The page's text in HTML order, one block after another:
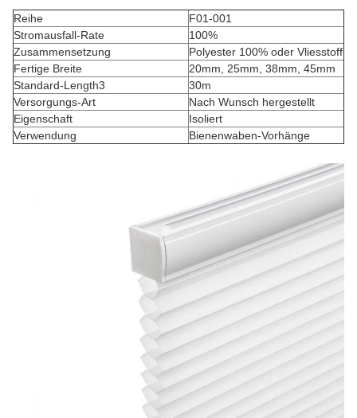
Reihe
F01-001
Stromausfall-Rate
100%
Zusammensetzung
Polyester 100% oder Vliesstoff
Fertige Breite
20mm, 25mm, 38mm, 45mm
Standard-Length3
30m
Versorgungs-Art
Nach Wunsch hergestellt
Eigenschaft
Isoliert
Verwendung
Bienenwaben-Vorhänge